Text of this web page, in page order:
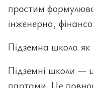
простим
інженерна,
Підземна школа
Підземні школи —
партами. Це